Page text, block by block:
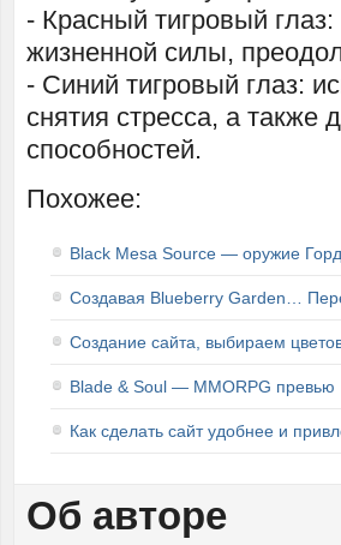
- Красный тигровый
жизненной силы,
- Синий тигровый глаз:
снятия стресса, а также
способностей.
Похожее:
Black Mesa Source — оружие
Создавая Blueberry Garden…
Создание сайта, выбираем
Blade & Soul — MMORPG превью
Как сделать сайт удобнее и
Об авторе